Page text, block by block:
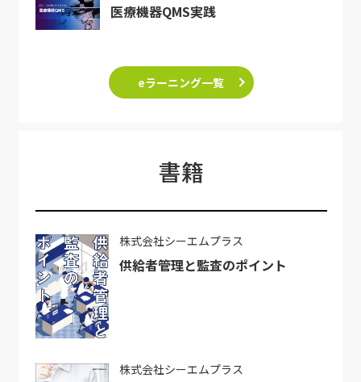
医療機器QMS実践
eラーニング一覧
書籍
株式会社シーエムプラス
供給者管理と監査のポイント
株式会社シーエムプラス